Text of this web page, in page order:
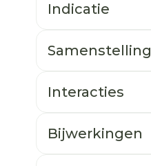
Indicatie
Samenstelling
Interacties
Bijwerkingen